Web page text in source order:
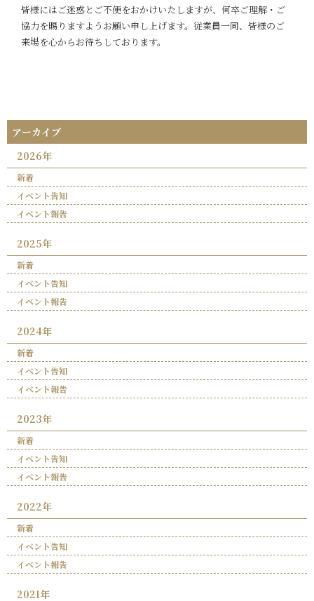
皆様にはご迷惑とご不便をおかけいたしますが、何卒ご理解・ご
協力を賜りますようお願い申し上げます。従業員一同、皆様のご
来場を心からお待ちしております。
アーカイブ
2026年
新着
イベント告知
イベント報告
2025年
新着
イベント告知
イベント報告
2024年
新着
イベント告知
イベント報告
2023年
新着
イベント告知
イベント報告
2022年
新着
イベント告知
イベント報告
2021年